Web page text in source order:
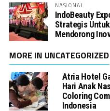
NASIONAL
IndoBeauty
Strategis
Mendorong
MORE IN UNCATEGORIZED
Atria Hotel
Hari Anak
Coloring
Indonesia